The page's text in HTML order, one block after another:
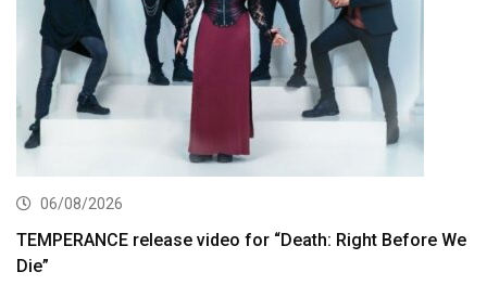
06/08/2026
TEMPERANCE release video for “Death: Right Before We
Die”